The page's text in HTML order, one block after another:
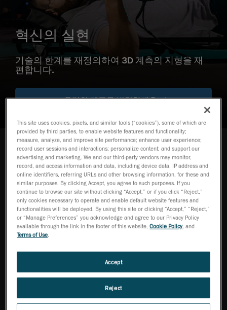
혁신의 실현
기술의 한계를 재정의하여 3D 계측의 지형을 재
편합니다.
우리의 제품을 발견하세요
Our Products제품 소개
강력한 계측 기술을 통해 어려운 측정 과제
를 해결합니다
HandySCAN 3D
EVO 시리즈TM
NEW
작업 효율성을 극
3D 스캐너
R-Series
This site uses cookies, pixels, and similar tools (“cookies”), some of which are
provided by third parties, to enable website features and functionality;
measure, analyze, and improve site performance; enhance user experience;
record user sessions and interactions; personalize content; and support our
advertising and marketing. We and our third-party vendors may monitor,
record, and access information and data, including device data, IP address and
online identifiers, referring URLs and other browsing information, for these and
similar purposes. By clicking Accept, you agree to such purposes. If you
continue to browse our site without clicking “Accept,” or if you click “Reject,”
only cookies necessary to operate and enable default website features and
functionalities will be deployed. By using this site or clicking “Accept,” “Reject,”
or “Manage Preferences” you acknowledge and agree to our Privacy Policy
available through the link in the footer of this website,Cookie Policy, and
Terms of Use.
Reject
Accept